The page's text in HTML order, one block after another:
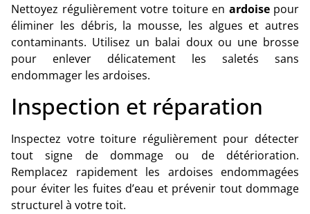
Nettoyez régulièrement votre toiture en ardoise pour
éliminer les débris, la mousse, les algues et autres
contaminants. Utilisez un balai doux ou une brosse
pour enlever délicatement les saletés sans
endommager les ardoises.
Inspection et réparation
Inspectez votre toiture régulièrement pour détecter
tout signe de dommage ou de détérioration.
Remplacez rapidement les ardoises endommagées
pour éviter les fuites d’eau et prévenir tout dommage
structurel à votre toit.